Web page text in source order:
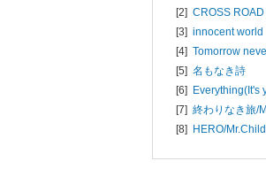
[2] CROSS ROAD
[3] innocent world
[4] Tomorrow
[5] 名もなき詩
[6] Everything(It's
[7] 終わりなき旅/
[8] HERO/